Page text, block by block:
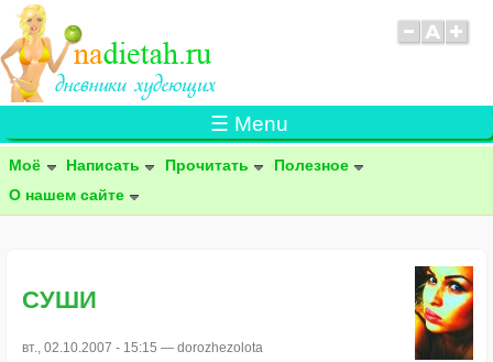
☰ Menu
Моё Написать Прочитать
Полезное
О нашем сайте
СУШИ
вт., 02.10.2007 - 15:15 — dorozhezolota